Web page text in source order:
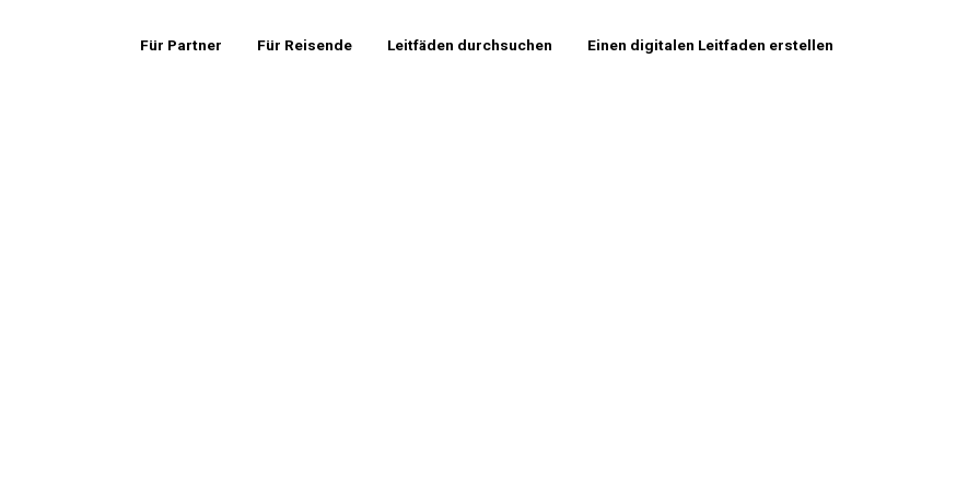
Für Partner Für Reisende Leitfäden durchsuchen Einen digitalen Leitfaden erstellen